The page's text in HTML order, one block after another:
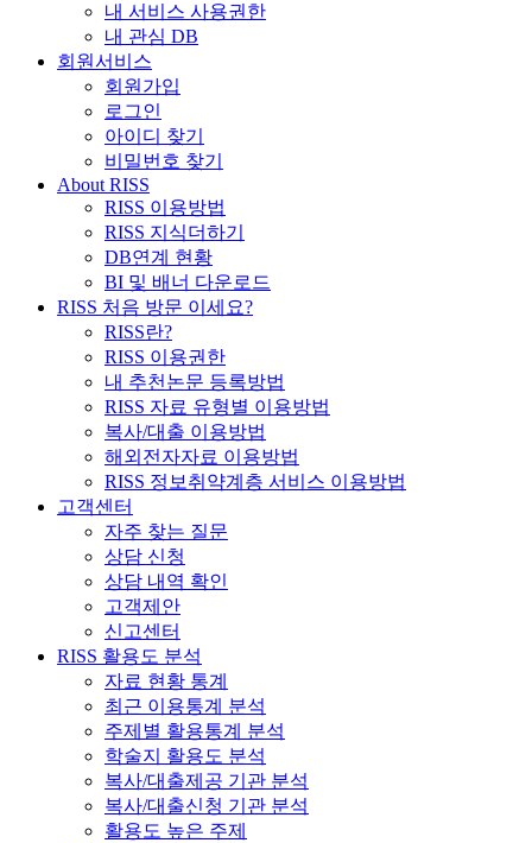
내 서비스 사용권한
내 관심 DB
회원서비스
회원가입
로그인
아이디 찾기
비밀번호 찾기
About RISS
RISS 이용방법
RISS 지식더하기
DB연계 현황
BI 및 배너 다운로드
RISS 처음 방문 이세요?
RISS란?
RISS 이용권한
내 추천논문 등록방법
RISS 자료 유형별 이용방법
복사/대출 이용방법
해외전자자료 이용방법
RISS 정보취약계층 서비스 이용방법
고객센터
자주 찾는 질문
상담 신청
상담 내역 확인
고객제안
신고센터
RISS 활용도 분석
자료 현황 통계
최근 이용통계 분석
주제별 활용통계 분석
학술지 활용도 분석
복사/대출제공 기관 분석
복사/대출신청 기관 분석
활용도 높은 주제